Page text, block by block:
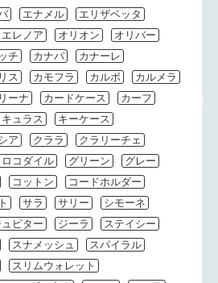
エナメル
エリザベッタ
エレノア オリオン
オリバー
チ カナパ
カナーレ
ス カモフラ カルボ
カルメラ
ーナ カードケース
カーフ
キュラス
キーケース
ア クララ
クラリーチェ
ロコダイル グリーン
グレー
コットン
コードホルダー
サラ サリー
シモーネ
ュピター ジーラ
ステイシー
スナメッシュ
スパイラル
スリムウォレット